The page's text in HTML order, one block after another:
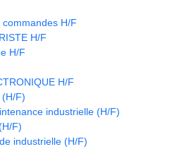
H/F
H/F
H/F
H/F
(H/F)
industrielle (H/F)
F)
industrielle (H/F)